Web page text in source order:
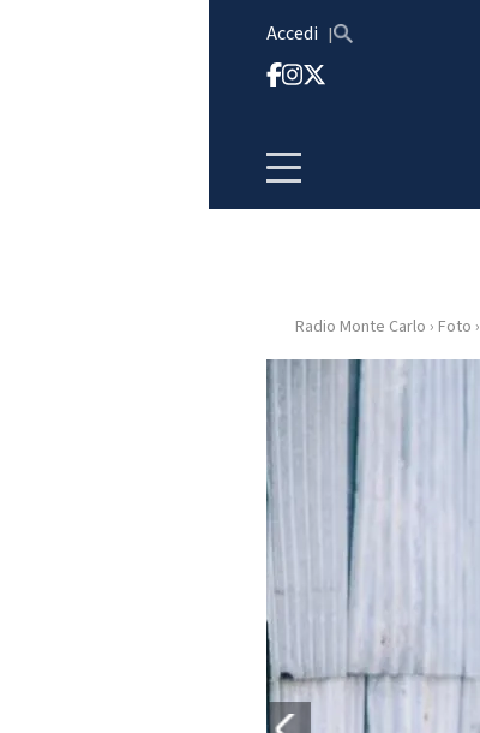
Accedi
HOME
RADIO
WEB
RADIO
PLAYLIST
NEWS
FOTO
Radio Monte Carlo › Foto ›